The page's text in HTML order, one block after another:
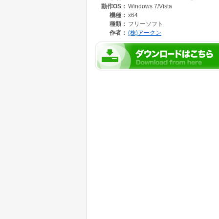
ハードディスク :5MB以上
AutoRun検知メディア :USBメモリ,SDカード
現バージョンは"1.1.0.1"です。過去のバージ
動作OS： Windows 7/Vista
機種： x64
種類： フリーソフト
作者： (株)アークン